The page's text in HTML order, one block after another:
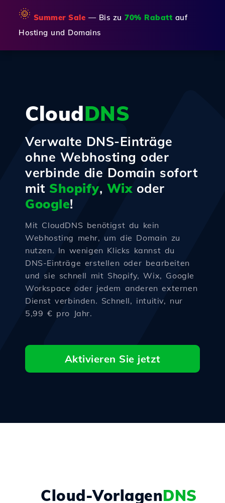
🌞 Summer Sale — Bis zu 70% Rabatt auf
Hosting und Domains
CloudDNS
Verwalte DNS-Einträge
ohne Webhosting oder
verbinde die Domain sofort
mit Shopify, Wixoder
Google!
Mit CloudDNS benötigst du kein
Webhosting mehr, um die Domain zu
nutzen. In wenigen Klicks kannst du
DNS-Einträge erstellen oder bearbeiten
und sie schnell mit Shopify, Wix, Google
Workspace oder jedem anderen externen
Dienst verbinden. Schnell, intuitiv, nur
5,99 € pro Jahr.
Aktivieren Sie jetzt
Cloud-VorlagenDNS